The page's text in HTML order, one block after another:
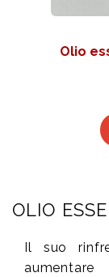
Olio
OLIO
Il suo